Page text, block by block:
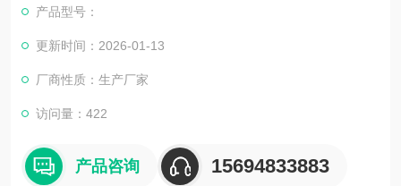
为亲民，且性能稳定可靠。
1. **毒性**：乙二醇虽然毒性相对较低，但仍具有一定的毒性，使
2. **生成酸性物质**：在使用过程中，
产品型号：
更新时间：2026-01-13
厂商性质：生产厂家
访问量：422
产品咨询 15694833883